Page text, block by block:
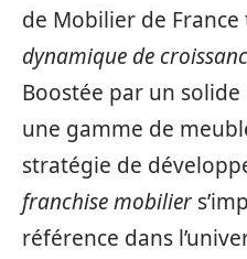
de Mobilier de
dynamique de
Boostée par un
une gamme de
stratégie de
franchise mobilier
référence dans